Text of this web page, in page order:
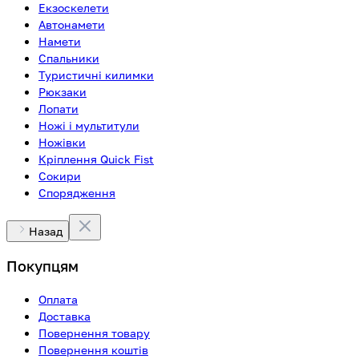
Екзоскелети
Автонамети
Намети
Спальники
Туристичні килимки
Рюкзаки
Лопати
Ножі і мультитули
Ножівки
Кріплення Quick Fist
Сокири
Спорядження
Назад
Покупцям
Оплата
Доставка
Повернення товару
Повернення коштів